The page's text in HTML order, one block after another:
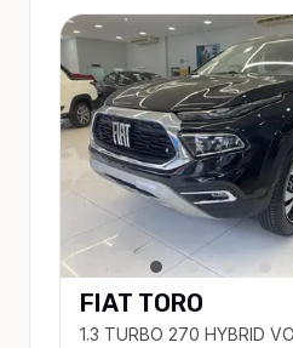
FIAT TORO
1.3 TURBO 270 HYBRID